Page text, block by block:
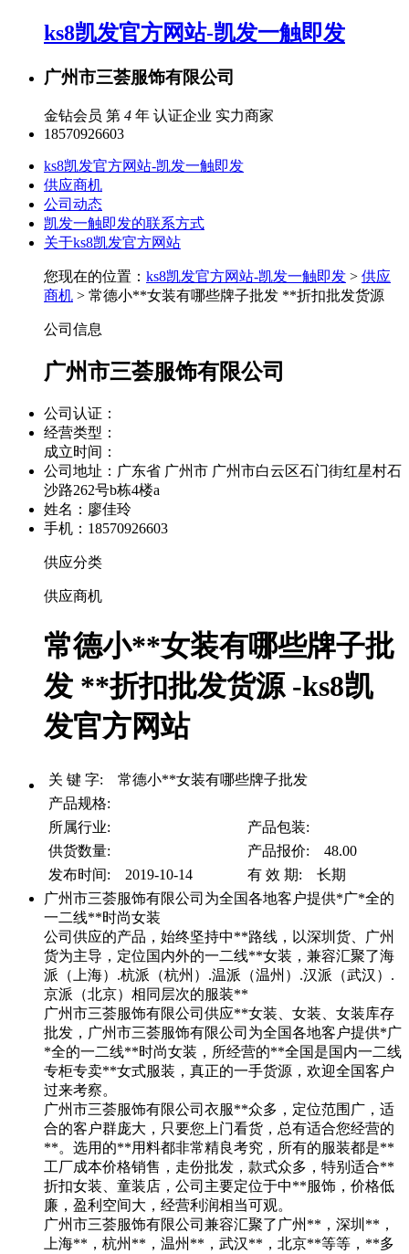
ks8凯发官方网站-凯发一触即发
广州市三荟服饰有限公司
金钻会员 第 4 年 认证企业 实力商家
18570926603
ks8凯发官方网站-凯发一触即发
供应商机
公司动态
凯发一触即发的联系方式
关于ks8凯发官方网站
您现在的位置： ks8凯发官方网站-凯发一触即发 > 供应
商机 > 常德小**女装有哪些牌子批发 **折扣批发货源
公司信息
广州市三荟服饰有限公司
公司认证：
经营类型：
成立时间：
公司地址： 广东省 广州市 广州市白云区石门街红星村石
沙路262号b栋4楼a
姓名：廖佳玲
手机：18570926603
供应分类
供应商机
常德小**女装有哪些牌子批
发 **折扣批发货源 -ks8凯
发官方网站
关 键 字: 常德小**女装有哪些牌子批发
产品规格:
所属行业:
产品包装:
供货数量:
产品报价: 48.00
发布时间: 2019-10-14
有 效 期: 长期
广州市三荟服饰有限公司为全国各地客户提供*广*全的
一二线**时尚女装
公司供应的产品，始终坚持中**路线，以深圳货、广州
货为主导，定位国内外的一二线**女装，兼容汇聚了海
派（上海）.杭派（杭州）.温派（温州）.汉派（武汉）.
京派（北京）相同层次的服装**
广州市三荟服饰有限公司供应**女装、女装、女装库存
批发，广州市三荟服饰有限公司为全国各地客户提供*广
*全的一二线**时尚女装，所经营的**全国是国内一二线
专柜专卖**女式服装，真正的一手货源，欢迎全国客户
过来考察。
广州市三荟服饰有限公司衣服**众多，定位范围广，适
合的客户群庞大，只要您上门看货，总有适合您经营的
**。选用的**用料都非常精良考究，所有的服装都是**
工厂成本价格销售，走份批发，款式众多，特别适合**
折扣女装、童装店，公司主要定位于中**服饰，价格低
廉，盈利空间大，经营利润相当可观。
广州市三荟服饰有限公司兼容汇聚了广州**，深圳**，
上海**，杭州**，温州**，武汉**，北京**等等，**多